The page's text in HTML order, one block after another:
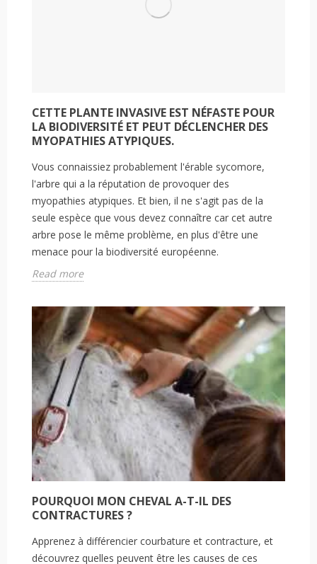
CETTE PLANTE INVASIVE EST NÉFASTE POUR
LA BIODIVERSITÉ ET PEUT DÉCLENCHER DES
MYOPATHIES ATYPIQUES.
Vous connaissiez probablement l'érable sycomore,
l'arbre qui a la réputation de provoquer des
myopathies atypiques. Et bien, il ne s'agit pas de la
seule espèce que vous devez connaître car cet autre
arbre pose le même problème, en plus d'être une
menace pour la biodiversité européenne.
Read more
POURQUOI MON CHEVAL A-T-IL DES
CONTRACTURES ?
Apprenez à différencier courbature et contracture, et
découvrez quelles peuvent être les causes de ces